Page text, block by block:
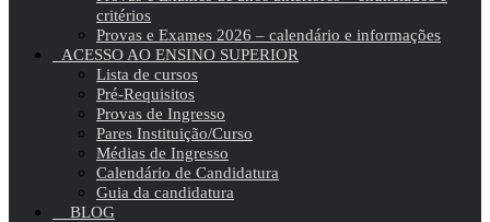
critérios
Provas e Exames 2026 – calendário e informações
ACESSO AO ENSINO SUPERIOR
Lista de cursos
Pré-Requisitos
Provas de Ingresso
Pares Instituição/Curso
Médias de Ingresso
Calendário de Candidatura
Guia da candidatura
BLOG